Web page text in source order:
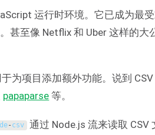
运行时环境。它已成为最
甚至像 Netflix 和 Uber 这样的大
为项目添加额外功能。说到
papaparse 等。
- csv 通过 Node.js 流来读取 CSV